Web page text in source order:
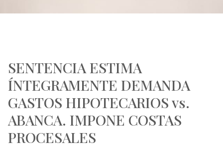
SENTENCIA ESTIMA
ÍNTEGRAMENTE DEMANDA
GASTOS HIPOTECARIOS vs.
ABANCA. IMPONE COSTAS
PROCESALES